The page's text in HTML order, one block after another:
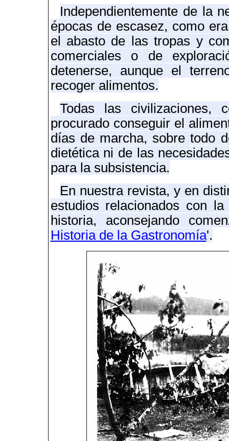
Independientemente de la
épocas de escasez, como
el abasto de las tropas y
comerciales o de
detenerse, aunque el
recoger alimentos.
Todas las civilizaciones,
procurado conseguir el
días de marcha, sobre todo
dietética ni de las
para la subsistencia.
En nuestra revista, y en
estudios relacionados con
historia, aconsejando
Historia de la Gastronomía'.